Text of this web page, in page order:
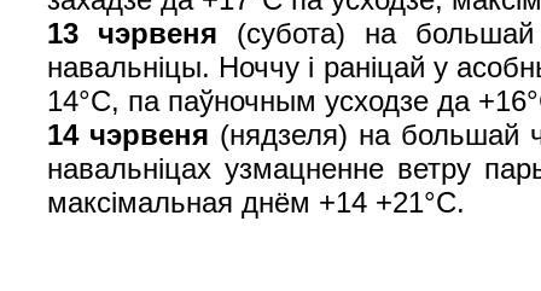
13 чэрвеня (субота) на
навальніцы. Ноччу і раніцай у
14°C, па паўночным усходзе да
14 чэрвеня (нядзеля) на большай
навальніцах узмацненне ветру
максімальная днём +14 +21°С.